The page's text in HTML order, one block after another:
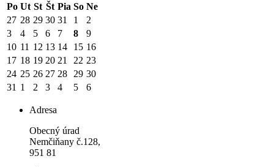
Po Ut St Št Pia So Ne
27 28 29 30 31 1
2
3
4 5 6 7 8
9
10 11 12 13 14 15 16
17 18 19 20 21 22 23
24 25 26 27 28 29 30
31 1 2 3 4 5 6
Adresa
Obecný úrad
Nemčiňany č.128,
951 81